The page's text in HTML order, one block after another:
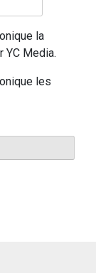
la
YC Media.
les